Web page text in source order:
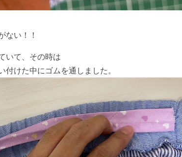
ない！！
いて、その時は
けた中にゴムを通しました。